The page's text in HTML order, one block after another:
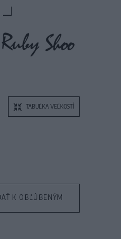
TABUĽKA VEĽKOSTÍ
K OBĽÚBENÝM